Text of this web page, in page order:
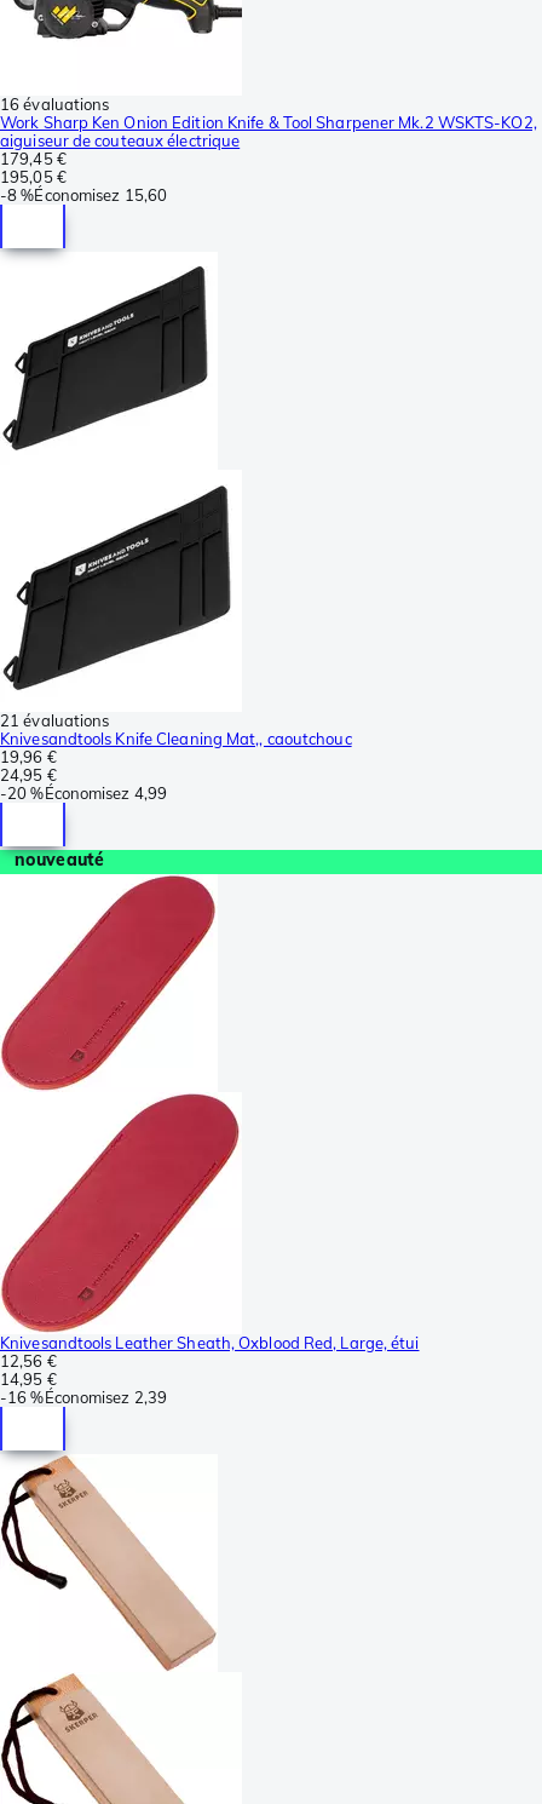
16 évaluations
Work Sharp Ken Onion Edition Knife & Tool Sharpener Mk.2 WSKTS-KO2,
aiguiseur de couteaux électrique
179,45 €
195,05 €
-8 %Économisez 15,60
21 évaluations
Knivesandtools Knife Cleaning Mat,, caoutchouc
19,96 €
24,95 €
-20 %Économisez 4,99
nouveauté
Knivesandtools Leather Sheath, Oxblood Red, Large, étui
12,56 €
14,95 €
-16 %Économisez 2,39